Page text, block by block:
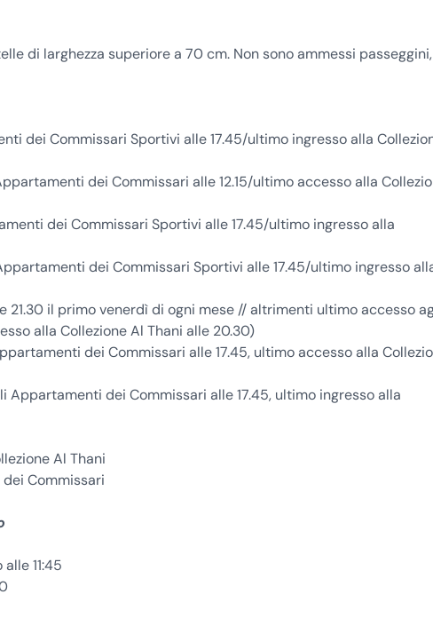
di larghezza superiore a 70 cm. Non sono ammessi passeggini,
dei Commissari Sportivi alle 17.45/ultimo ingresso alla
dei Commissari alle 12.15/ultimo accesso alla
dei Commissari Sportivi alle 17.45/ultimo ingresso alla
dei Commissari Sportivi alle 17.45/ultimo ingresso
21.30 il primo venerdì di ogni mese // altrimenti ultimo accesso
alla Collezione Al Thani alle 20.30)
dei Commissari alle 17.45, ultimo accesso alla
Appartamenti dei Commissari alle 17.45, ultimo ingresso alla
Al Thani
Commissari
11:45